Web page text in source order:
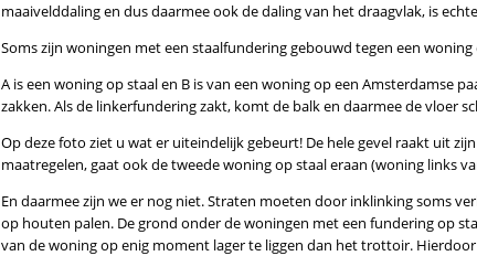
maaivelddaling en dus daarmee ook de daling van het draagvlak, is
Soms zijn woningen met een staalfundering gebouwd tegen een
A is een woning op staal en B is van een woning op een Amsterdamse
zakken. Als de linkerfundering zakt, komt de balk en daarmee de vloer
Op deze foto ziet u wat er uiteindelijk gebeurt! De hele gevel raakt uit
maatregelen, gaat ook de tweede woning op staal eraan (woning links
En daarmee zijn we er nog niet. Straten moeten door inklinking soms
op houten palen. De grond onder de woningen met een fundering op
van de woning op enig moment lager te liggen dan het trottoir.